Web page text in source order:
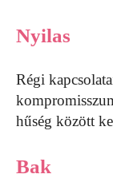
Nyilas
Régi
hűség között
Bak